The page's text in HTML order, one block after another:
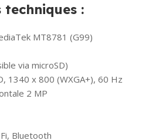
:
MT8781 (G99)
via microSD)
1340 x 800 (WXGA+), 60 Hz
2 MP
Bluetooth